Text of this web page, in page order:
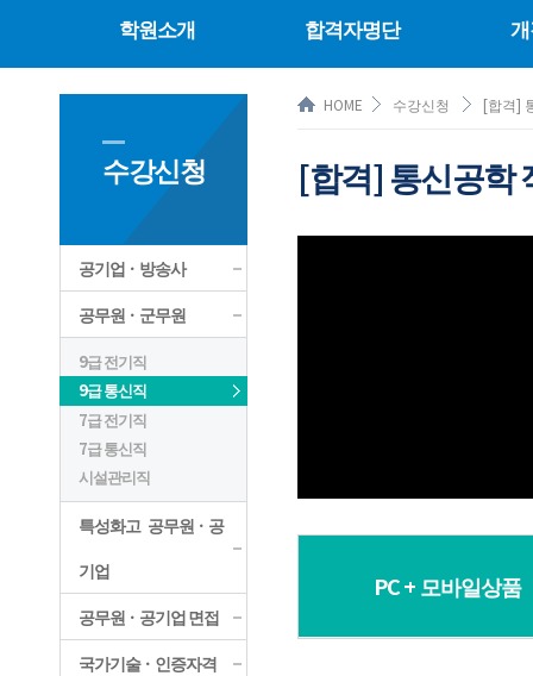
학원소개 합격자명단
수강신청
공기업ㆍ방송사
공무원ㆍ군무원
9급 전기직
9급 통신직
7급 전기직
7급 통신직
시설관리직
특성화고 공무원ㆍ공
기업
공무원ㆍ공기업 면접
국가기술ㆍ인증자격
HOME 수강신청 [합격]
[합격] 통신공학
PC + 모바일상품